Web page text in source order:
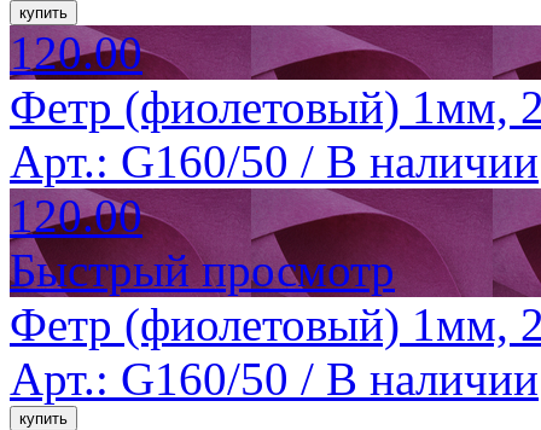
120.00
Фетр (фиолетовый) 1мм,
Арт.: G160/50 / В наличии
120.00
Быстрый просмотр
Фетр (фиолетовый) 1мм,
Арт.: G160/50 / В наличии